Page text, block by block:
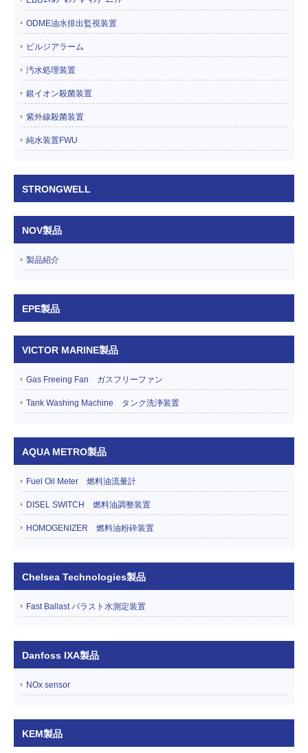
ODME油水排出監視装置
ビルジアラーム
汚水処理装置
銀イオン殺菌装置
紫外線殺菌装置
純水装置FWU
STRONGWELL
NOV製品
製品紹介
EPE製品
VICTOR MARINE製品
Gas Freeing Fan ガスフリーファン
Tank Washing Machine タンク洗浄装置
AQUA METRO製品
Fuel Oil Meter 燃料油流量計
DISEL SWITCH 燃料油調整装置
HOMOGENIZER 燃料油粉砕装置
Chelsea Technologies製品
Fast Ballast バラスト水測定装置
Danfoss IXA製品
NOx sensor
KEM製品